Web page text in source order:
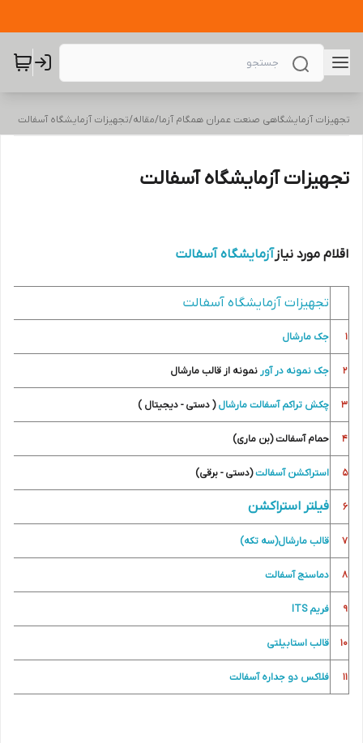
تجهیزات آزمایشگاهی صنعت عمران همگام آزما/مقاله/تجهیزات آزمایشگاه آسفالت
تجهیزات آزمایشگاه آسفالت
اقلام مورد نیازآزمایشگاه آسفالت
تجهیزات آزمایشگاه آسفالت
1 جک مارشال
2 جک نمونه در آور نمونه از قالب مارشال
3 چکش تراکم آسفالت مارشال( دستی - دیجیتال )
4 حمام آسفالت (بن ماری)
5 استراکشن آسفالت(دستی - برقی)
6 فیلتر استراکشن
7 قالب مارشال(سه تکه)
8 دماسنج آسفالت
9 فریم ITS
10 قالب استابیلتی
11 فلاکس دو جداره آسفالت